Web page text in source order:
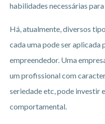
habilidades necessárias
Há, atualmente, diversos
cada uma pode ser aplicada
empreendedor. Uma
um profissional com
seriedade etc, pode investir
comportamental.